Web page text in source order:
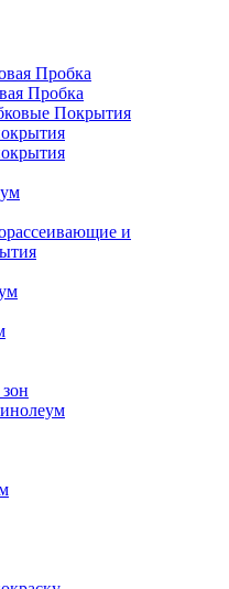
Пробка
Пробка
Покрытия
и